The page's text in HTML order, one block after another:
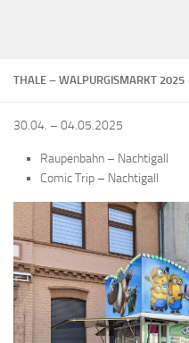
THALE – WALPURGISMARKT 2025
30.04. – 04.05.2025
Raupenbahn – Nachtigall
Comic Trip – Nachtigall